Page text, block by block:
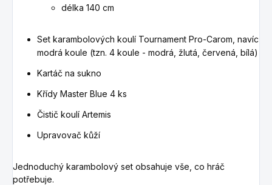
délka 140 cm
Set karambolových koulí Tournament Pro-Carom, navíc
modrá koule (tzn. 4 koule - modrá, žlutá, červená, bílá)
Kartáč na sukno
Křídy Master Blue 4 ks
Čistič koulí Artemis
Upravovač kůží
Jednoduchý karambolový set obsahuje vše, co hráč
potřebuje.